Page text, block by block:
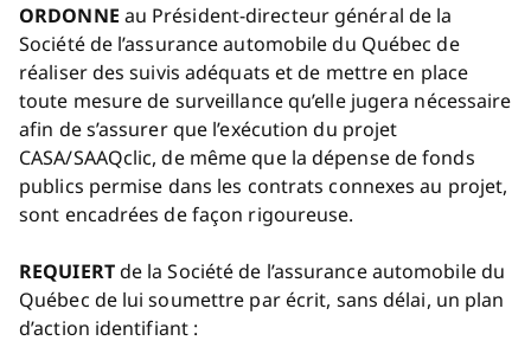
ORDONNE au Président-directeur général de la
Société de l’assurance automobile du Québec de
réaliser des suivis adéquats et de mettre en place
toute mesure de surveillance qu’elle jugera nécessaire
afin de s’assurer que l’exécution du projet
CASA/SAAQclic, de même que la dépense de fonds
publics permise dans les contrats connexes au projet,
sont encadrées de façon rigoureuse.
REQUIERTde la Société de l’assurance automobile du
Québec de lui soumettre par écrit, sans délai, un plan
d’action identifiant :